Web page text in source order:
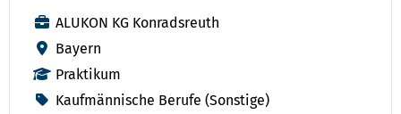
ALUKON KG Konradsreuth
Bayern
Praktikum
Kaufmännische Berufe (Sonstige)